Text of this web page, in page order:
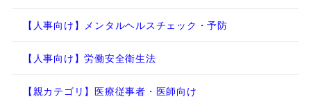
【人事向け】メンタルヘルスチェック・予防
【人事向け】労働安全衛生法
【親カテゴリ】医療従事者・医師向け